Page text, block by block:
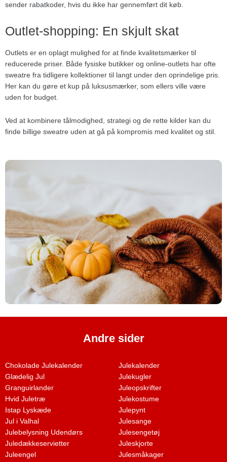
sender rabatkoder, hvis du ikke har gennemført dit køb.
Outlet-shopping: En skjult skat
Outlets er en oplagt mulighed for at finde kvalitetsmærker til
reducerede priser. Både fysiske butikker og online-outlets har ofte
sweatre fra tidligere kollektioner til langt under den oprindelige pris.
Her kan du gøre et kup på luksusmærker, som ellers ville være
uden for budget.
Ved at kombinere tålmodighed, strategi og de rette kilder kan du
finde billige sweatre uden at gå på kompromis med kvalitet og stil.
Andre sider
Chokolade Julekalender
Glædelig Jul
Granguirlander
Hvid Juletræ
Istap Lyskæde
Jul i Valhal
Julebelysning Udendørs
Juledækkeservietter
Juleengel
Julekalender
Julekugler
Juleopskrifter
Julekostume
Julepynt
Julesange
Julesengetøj
Juleskjorte
Julesmåkager